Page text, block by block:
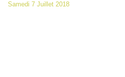
Samedi 7 Juillet 2018